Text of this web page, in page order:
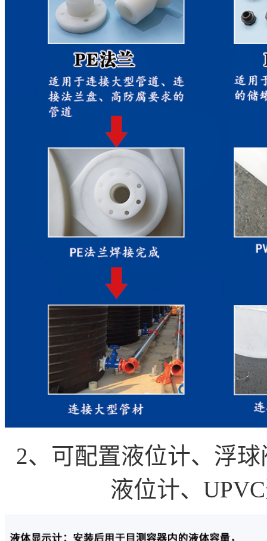
2、可配置液位计、浮
液位计、